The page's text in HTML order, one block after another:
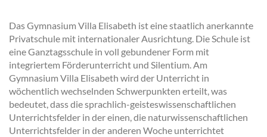
Das Gymnasium Villa Elisabeth ist eine staatlich anerkannte
Privatschule mit internationaler Ausrichtung. Die Schule ist
eine Ganztagsschule in voll gebundener Form mit
integriertem Förderunterricht und Silentium. Am
Gymnasium Villa Elisabeth wird der Unterricht in
wöchentlich wechselnden Schwerpunkten erteilt, was
bedeutet, dass die sprachlich-geisteswissenschaftlichen
Unterrichtsfelder in der einen, die naturwissenschaftlichen
Unterrichtsfelder in der anderen Woche unterrichtet